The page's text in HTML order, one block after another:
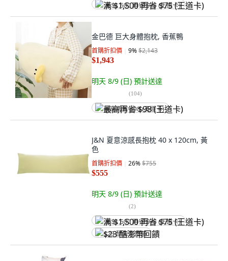
满 $1,500 再省 $75 (王道卡)
金巴德 巨大身體抱枕, 香蕉鴨
首購折扣價 9%$2,143
$1,943
明天 8/9 (日) 預計送達
(104)
最高再省 $98 (王道卡)
J&N 夏意涼感長抱枕 40 x 120cm, 黃
色
首購折扣價 26%$755
$555
明天 8/9 (日) 預計送達
(2)
满 $1,500 再省 $75 (王道卡)
$23 酷澎幣回饋